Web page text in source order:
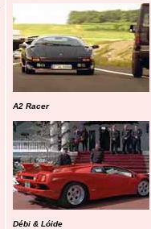
A2 Racer
Débi & Lóide